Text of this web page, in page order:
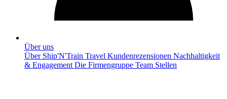
Über uns
Über Ship'N'Train Travel Kundenrezensionen Nachhaltigkeit
& Engagement Die Firmengruppe Team Stellen